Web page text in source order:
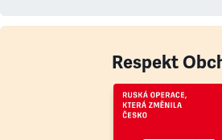
Respekt